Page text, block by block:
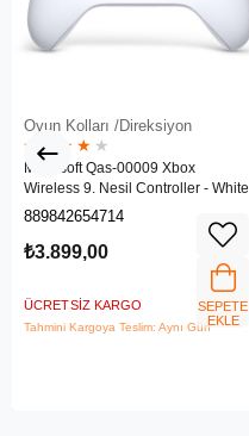
Oyun Kolları /Direksiyon
★ ★ ★ ★ ★
Microsoft Qas-00009 Xbox
Wireless 9. Nesil Controller - White
889842654714
₺3.899,00
ÜCRETSIZ KARGO
Tahmini Kargoya Teslim: Aynı Gün
SEPETE
EKLE